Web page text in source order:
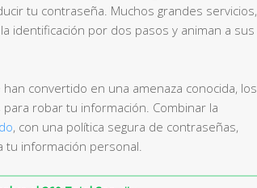
tu contraseña. Muchos grandes servicios,
identificación por dos pasos y animan a sus
convertido en una amenaza conocida, los
robar tu información. Combinar la
, con una política segura de contraseñas,
tu información personal.